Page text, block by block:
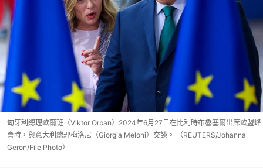
匈牙利總理歐爾班（Viktor Orban）2024年6月27日在比利時布魯塞爾出席歐盟峰
會時，與意大利總理梅洛尼（Giorgia Meloni）交談。 （REUTERS/Johanna
Geron/File Photo）